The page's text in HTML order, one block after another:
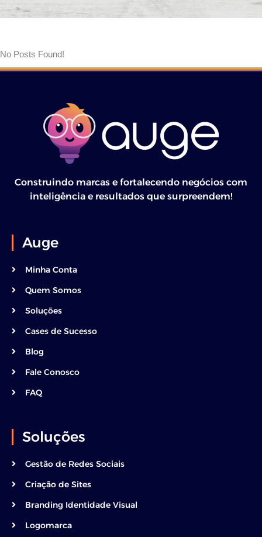
No Posts Found!
Construindo marcas e fortalecendo negócios com
inteligência e resultados que surpreendem!
Auge
Minha Conta
Quem Somos
Soluções
Cases de Sucesso
Blog
Fale Conosco
FAQ
Soluções
Gestão de Redes Sociais
Criação de Sites
Branding Identidade Visual
Logomarca